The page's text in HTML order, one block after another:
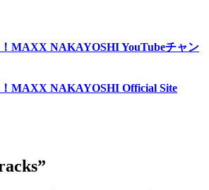
MAXX NAKAYOSHI YouTubeチャン
MAXX NAKAYOSHI Official Site